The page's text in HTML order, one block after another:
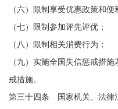
（六）限制享受优惠政策和便
（七）限制参加评先评优；
（八）限制相关消费行为；
（九）实施全国失信惩戒措
戒措施。
第三十四条 国家机关、法律